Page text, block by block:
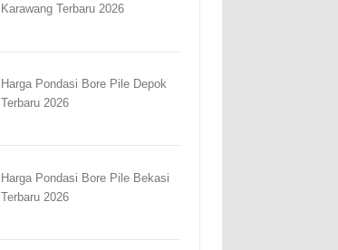
Karawang Terbaru 2026
Harga Pondasi Bore Pile Depok
Terbaru 2026
Harga Pondasi Bore Pile Bekasi
Terbaru 2026